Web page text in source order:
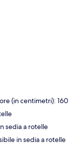
(in centimetri): 160
sedia a rotelle
in sedia a rotelle